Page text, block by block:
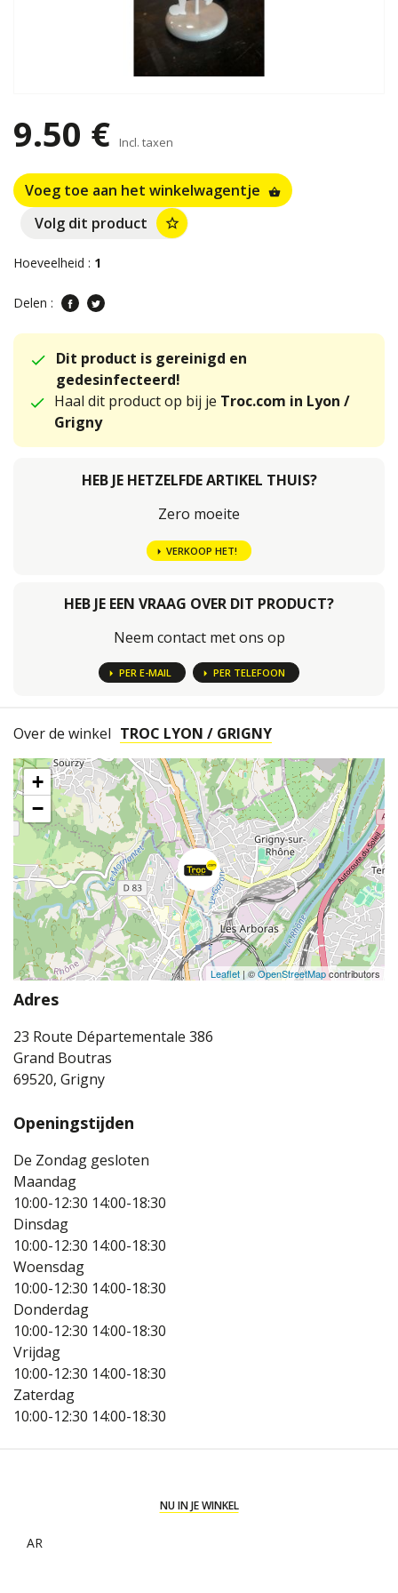
9.50 € Incl. taxen
Voeg toe aan het winkelwagentje shopping_basket
Volg dit product star_border
Hoeveelheid : 1
Delen :
Dit product is gereinigd en
gedesinfecteerd!
Haal dit product op bij je Troc.com in Lyon /
Grigny
HEB JE HETZELFDE ARTIKEL THUIS?
Zero moeite
VERKOOP HET!
HEB JE EEN VRAAG OVER DIT PRODUCT?
Neem contact met ons op
PER E-MAIL PER TELEFOON
Over de winkel TROC LYON / GRIGNY
+
−
Leaflet | ©OpenStreetMapcontributors
Adres
23 Route Départementale 386
Grand Boutras
69520, Grigny
Openingstijden
De Zondag gesloten
Maandag
10:00-12:30 14:00-18:30
Dinsdag
10:00-12:30 14:00-18:30
Woensdag
10:00-12:30 14:00-18:30
Donderdag
10:00-12:30 14:00-18:30
Vrijdag
10:00-12:30 14:00-18:30
Zaterdag
10:00-12:30 14:00-18:30
NU IN JE WINKEL
AR